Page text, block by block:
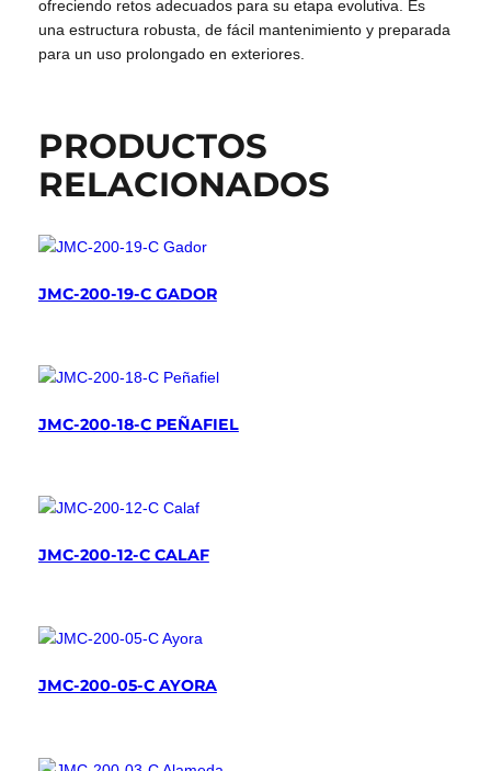
ofreciendo retos adecuados para su etapa evolutiva. Es
una estructura robusta, de fácil mantenimiento y preparada
para un uso prolongado en exteriores.
PRODUCTOS
RELACIONADOS
JMC-200-19-C GADOR
JMC-200-18-C PEÑAFIEL
JMC-200-12-C CALAF
JMC-200-05-C AYORA